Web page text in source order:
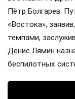
Пётр Болгарев.
«Востока»,
темпами,
Денис Лямин
беспилотных